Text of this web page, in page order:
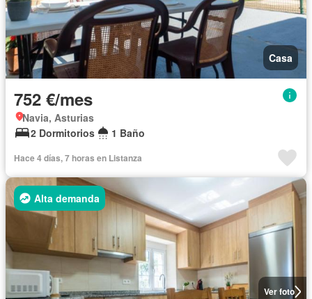
Casa
752 €/mes
Navia, Asturias
2 Dormitorios
1 Baño
Hace 4 días, 7 horas en Listanza
Ver foto
Alta demanda